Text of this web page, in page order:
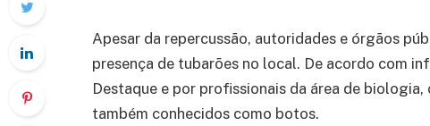
Apesar da repercussão, autoridades e órgãos
presença de tubarões no local. De acordo com
Destaque e por profissionais da área de
também conhecidos como botos.